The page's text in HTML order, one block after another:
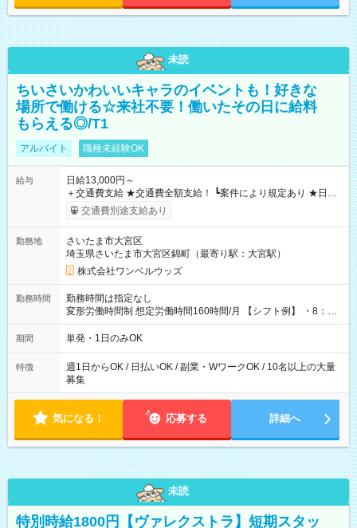
未読
ちいさいかわいいキャラのイベントも！好きな
場所で働ける☆来社不要！働いたその日に給料
もらえる◎/T1
アルバイト 職種未経験OK
給与
日給13,000円～
＋交通費支給 ★交通費全額支給！ ┗案件により規定あり ★日払
いOK！（規定あり） ┗働いたその日に現金GET♪ お仕事後はコ
ンビニATMから 日払い分を引き落とせます！ 【試用期間】試
交通費別途支給あり
勤務地
さいたま市大宮区
埼玉県さいたま市大宮区錦町（最寄り駅：大宮駅）
株式会社ワンベルウッズ
勤務時間
勤務時間は指定なし
変形労働時間制 想定労働時間160時間/月 【シフト例】 ・8：00
～21：00
期間 単発・1日のみOK
特徴
週1日からOK / 日払いOK / 副業・WワークOK / 10名以上の大量
募集
気になる！ 応募する 詳細へ
未読
特別時給1800円【ヴァレクストラ】短期スタッ